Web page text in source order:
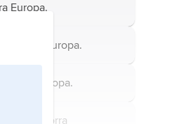
Europa.
stat i Nordeuropa.
i södra Europa.
i norra